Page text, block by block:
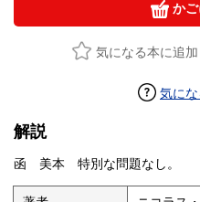
か
気になる本に追加
気に
解説
函 美本 特別な問題なし。